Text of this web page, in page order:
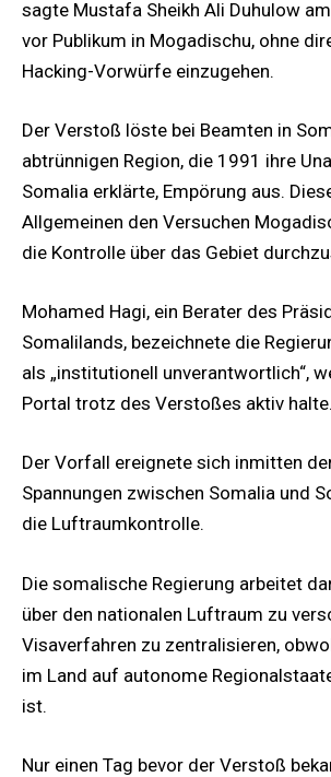
sagte Mustafa Sheikh Ali Duhulow
vor Publikum in Mogadischu, ohne
Hacking-Vorwürfe einzugehen.
Der Verstoß löste bei Beamten in
abtrünnigen Region, die 1991 ihre
Somalia erklärte, Empörung aus.
Allgemeinen den Versuchen
die Kontrolle über das Gebiet
Mohamed Hagi, ein Berater des
Somalilands, bezeichnete die
als „institutionell unverantwortlich“,
Portal trotz des Verstoßes aktiv halte.
Der Vorfall ereignete sich inmitten
Spannungen zwischen Somalia und
die Luftraumkontrolle.
Die somalische Regierung arbeitet
über den nationalen Luftraum zu
Visaverfahren zu zentralisieren,
im Land auf autonome
ist.
Nur einen Tag bevor der Verstoß